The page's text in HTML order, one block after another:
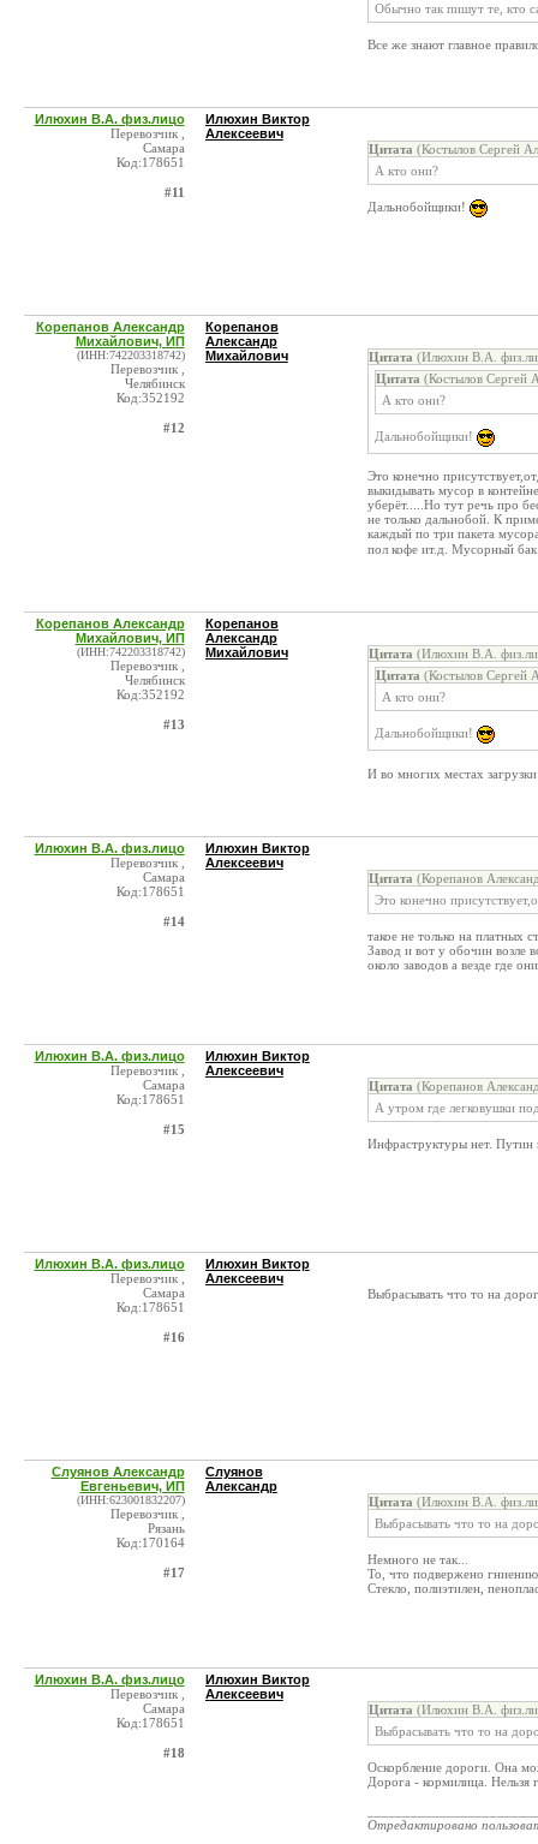
Обычно так пишут те, кто
Все же знают главное
Илюхин В.А. физ.лицо
Перевозчик ,
Самара
Код:178651
#11
Илюхин Виктор
Алексеевич
Цитата (Костылов Сергей
А кто они?
Дальнобойщики!
Корепанов Александр
Михайлович, ИП
(ИНН:742203318742)
Перевозчик ,
Челябинск
Код:352192
#12
Корепанов
Александр
Михайлович
Цитата (Илюхин В.А.
Цитата (Костылов Сергей
А кто они?
Дальнобойщики!
Это конечно
выкидывать мусор в
уберёт.....Но тут речь про
не только дальнобой. К
каждый по три пакета
пол кофе ит.д. Мусорный
Корепанов Александр
Михайлович, ИП
(ИНН:742203318742)
Перевозчик ,
Челябинск
Код:352192
#13
Корепанов
Александр
Михайлович
Цитата (Илюхин В.А.
Цитата (Костылов Сергей
А кто они?
Дальнобойщики!
И во многих местах
Илюхин В.А. физ.лицо
Перевозчик ,
Самара
Код:178651
#14
Илюхин Виктор
Алексеевич
Цитата (Корепанов
Это конечно
такое не только на платных
Завод и вот у обочин возле
около заводов а везде где
Илюхин В.А. физ.лицо
Перевозчик ,
Самара
Код:178651
#15
Илюхин Виктор
Алексеевич
Цитата (Корепанов
А утром где легковушки
Инфраструктуры нет. Путин
Илюхин В.А. физ.лицо
Перевозчик ,
Самара
Код:178651
#16
Илюхин Виктор
Алексеевич
Выбрасывать что то на
Слуянов Александр
Евгеньевич, ИП
(ИНН:623001832207)
Перевозчик ,
Рязань
Код:170164
#17
Слуянов
Александр
Цитата (Илюхин В.А.
Выбрасывать что то на
Немного не так...
То, что подвержено гниению
Стекло, полиэтилен,
Илюхин В.А. физ.лицо
Перевозчик ,
Самара
Код:178651
#18
Илюхин Виктор
Алексеевич
Цитата (Илюхин В.А.
Выбрасывать что то на
Оскорбление дороги. Она
Дорога - кормилица. Нельзя
Отредактировано